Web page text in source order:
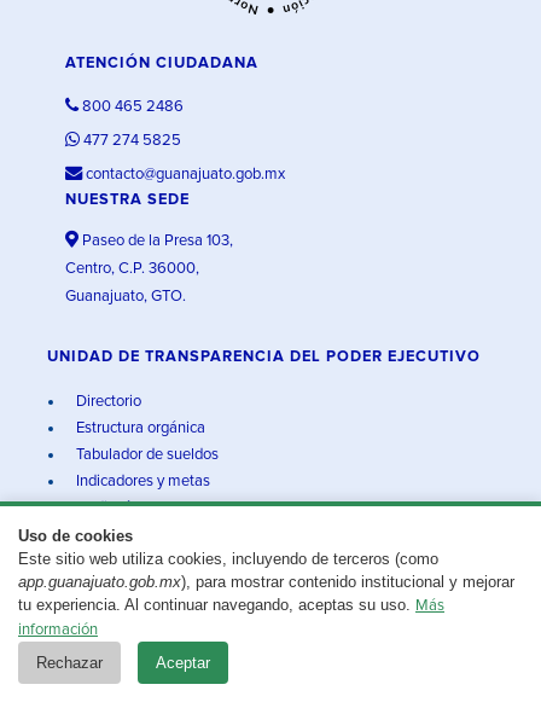
Uso de cookies
Este sitio web utiliza cookies, incluyendo de terceros (como
app.guanajuato.gob.mx), para mostrar contenido institucional y mejorar
tu experiencia. Al continuar navegando, aceptas su uso. Más
información
Rechazar Aceptar
ATENCIÓN CIUDADANA
800 465 2486
477 274 5825
contacto@guanajuato.gob.mx
NUESTRA SEDE
Paseo de la Presa 103,
Centro, C.P. 36000,
Guanajuato, GTO.
UNIDAD DE TRANSPARENCIA DEL PODER EJECUTIVO
Directorio
Estructura orgánica
Tabulador de sueldos
Indicadores y metas
Auditorías
Solicitudes respondidas
Cuenta pública
Aviso de privacidad integral